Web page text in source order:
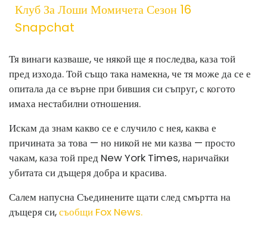
Клуб За Лоши Момичета Сезон 16
Snapchat
Тя винаги казваше, че някой ще я последва, каза той
пред изхода. Той също така намекна, че тя може да се е
опитала да се върне при бившия си съпруг, с когото
имаха нестабилни отношения.
Искам да знам какво се е случило с нея, каква е
причината за това — но никой не ми казва — просто
чакам, каза той пред New York Times, наричайки
убитата си дъщеря добра и красива.
Салем напусна Съединените щати след смъртта на
дъщеря си,съобщи Fox News.